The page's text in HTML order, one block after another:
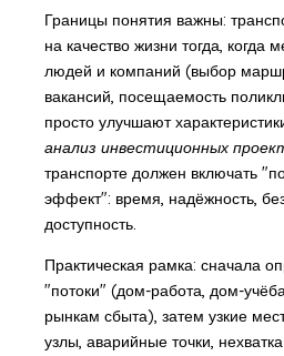
Границы понятия важны:
на качество жизни тогда, когда
людей и компаний (выбор
вакансий, посещаемость
просто улучшают
анализ инвестиционных
транспорте должен включать
эффект": время, надёжность,
доступность.
Практическая рамка: сначала
"потоки" (дом-работа, дом-
рынкам сбыта), затем узкие
узлы, аварийные точки,